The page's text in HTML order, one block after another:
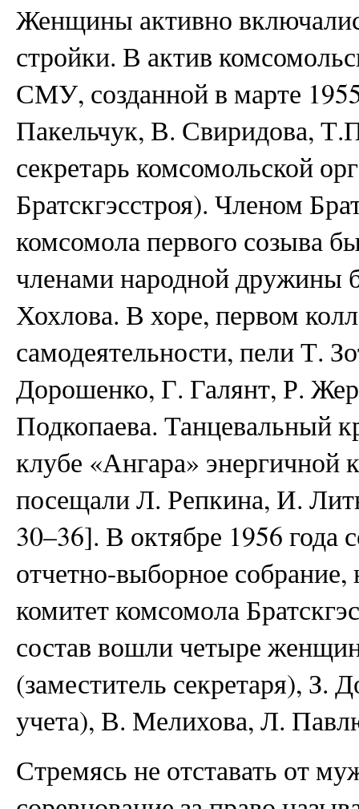
Женщины активно
стройки. В актив
СМУ, созданной в марте
Пакельчук, В. Свиридова,
секретарь комсомольской
Братскгэсстроя). Членом
комсомола первого созыва
членами народной дружины
Хохлова. В хоре, первом
самодеятельности, пели Т.
Дорошенко, Г. Галянт, Р.
Подкопаева. Танцевальный
клубе «Ангара»
посещали Л. Репкина, И.
30–36]. В октябре 1956 года
отчетно-выборное
комитет комсомола
состав вошли четыре
(заместитель секретаря), З.
учета), В. Мелихова, Л.
Стремясь не отставать от